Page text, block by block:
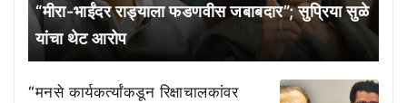
“मीरा-भाईंदर राड्याला फडणवीस जबाबदार”; सुप्रिया सुळे
यांचा थेट आरोप
“मनसे कार्यकर्त्यांकडून रिक्षाचालकांवर